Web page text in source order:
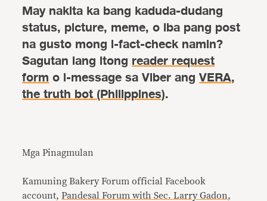
May nakita ka bang kaduda-dudang
status, picture, meme, o iba pang post
na gusto mong i-fact-check namin?
Sagutan lang itongreader request
formo i-message sa Viber angVERA,
the truth bot (Philippines).
Mga Pinagmulan
Kamuning Bakery Forum official Facebook
account,Pandesal Forum with Sec. Larry Gadon,